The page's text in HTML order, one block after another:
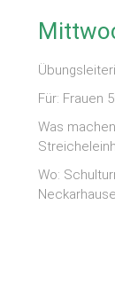
Für: Frauen
Was
Wo: